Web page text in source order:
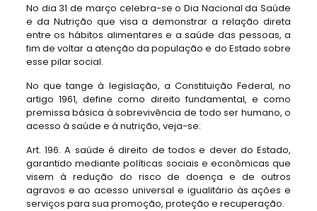
No dia 31 de março celebra-se o Dia Nacional da Saúde
e da Nutrição que visa a demonstrar a relação direta
entre os hábitos alimentares e a saúde das pessoas, a
fim de voltar a atenção da população e do Estado sobre
esse pilar social.
No que tange à legislação, a Constituição Federal, no
artigo 1961, define como direito fundamental, e como
premissa básica à sobrevivência de todo ser humano, o
acesso à saúde e à nutrição, veja-se:
Art. 196. A saúde é direito de todos e dever do Estado,
garantido mediante políticas sociais e econômicas que
visem à redução do risco de doença e de outros
agravos e ao acesso universal e igualitário às ações e
serviços para sua promoção, proteção e recuperação.